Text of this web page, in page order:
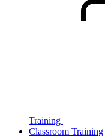
Training
Classroom Training